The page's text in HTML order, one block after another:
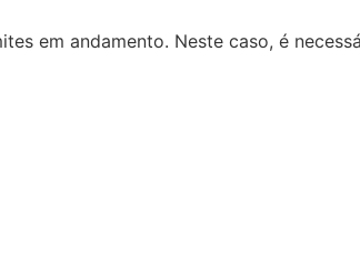
em andamento. Neste caso, é